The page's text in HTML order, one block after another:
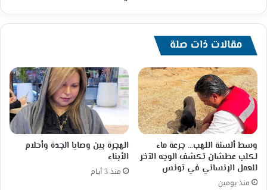
همسة
وسيدة
الشرق
ام
كلثوم.
الجزء
الثاني
مقالات ذات صلة
وسط ألسنة اللهب… جرعة ماء
لكلب عطشان تكشف الوجه الآخر
للعمل الإنساني في تونس
منذ يومين
الهجرة بين وصايا الجدة وأحلام
الأبناء
منذ 3 أيام